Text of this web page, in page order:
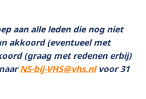
aan alle leden die nog niet
akkoord (eventueel met
(graag met redenen erbij)
NS-bij-VHS@vhs.nlvoor 31